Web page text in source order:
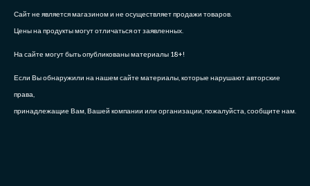
Сайт не является магазином и не осуществляет продажи товаров.
Цены на продукты могут отличаться от заявленных.
На сайте могут быть опубликованы материалы 18+!
Если Вы обнаружили на нашем сайте материалы, которые нарушают авторские
права,
принадлежащие Вам, Вашей компании или организации, пожалуйста, сообщите нам.